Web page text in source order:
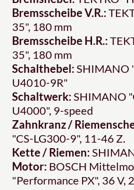
Bremsscheibe V.R.:
35", 180 mm
Bremsscheibe H.R.:
35", 180 mm
Schalthebel:SHIMANO
U4010-9R"
Schaltwerk:SHIMANO
U4000", 9-speed
Zahnkranz /
"CS-LG300-9", 11-46 Z.
Kette / Riemen:
Motor: BOSCH
"Performance PX", 36 V,